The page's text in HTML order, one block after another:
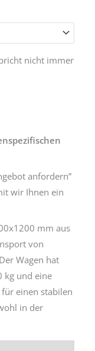
nicht immer
anfordern”
wir Ihnen ein
mm aus
von
Wagen hat
kg und eine
einen stabilen
in der